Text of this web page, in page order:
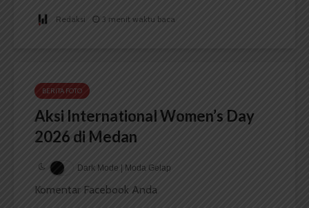
Redaksi 3 menit waktu baca
BERITA FOTO
Aksi International Women’s Day
2026 di Medan
Dark Mode | Moda Gelap
Komentar Facebook Anda